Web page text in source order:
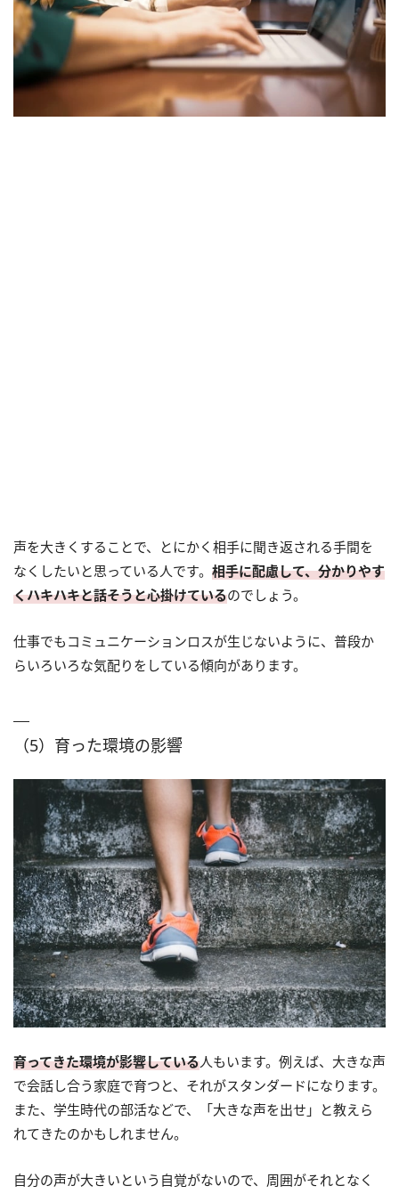
声を大きくすることで、とにかく相手に聞き返される手間を
なくしたいと思っている人です。 相手に配慮して、分かりやす
くハキハキと話そうと心掛けているのでしょう。
仕事でもコミュニケーションロスが生じないように、普段か
らいろいろな気配りをしている傾向があります。
（5）育った環境の影響
育ってきた環境が影響している人もいます。例えば、大きな声
で会話し合う家庭で育つと、それがスタンダードになります。
また、学生時代の部活などで、「大きな声を出せ」と教えら
れてきたのかもしれません。
自分の声が大きいという自覚がないので、周囲がそれとなく